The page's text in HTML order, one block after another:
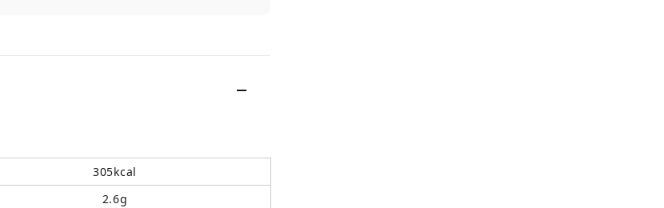
305kcal
2.6g